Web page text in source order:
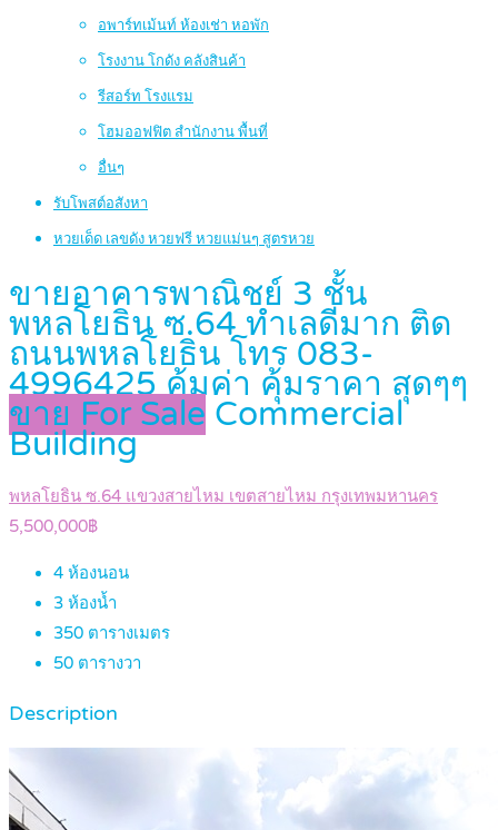
อพาร์ทเม้นท์ ห้องเช่า หอพัก
โรงงาน โกดัง คลังสินค้า
รีสอร์ท โรงแรม
โฮมออฟฟิต สำนักงาน พื้นที่
อื่นๆ
รับโพสต์อสังหา
หวยเด็ด เลขดัง หวยฟรี หวยแม่นๆ สูตรหวย
ขายอาคารพาณิชย์ 3 ชั้น
พหลโยธิน ซ.64 ทำเลดีมาก ติด
ถนนพหลโยธิน โทร 083-
4996425 คุ้มค่า คุ้มราคา สุดๆๆ
ขาย For Sale Commercial
Building
พหลโยธิน ซ.64 แขวงสายไหม เขตสายไหม กรุงเทพมหานคร
5,500,000฿
4 ห้องนอน
3 ห้องน้ำ
350 ตารางเมตร
50 ตารางวา
Description